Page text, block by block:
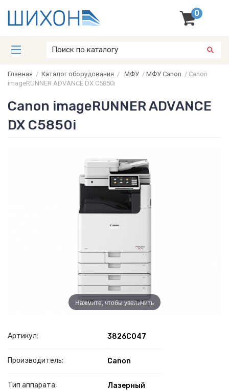
0
Главная / Каталог оборудования / МФУ / МФУ Canon / Canon
imageRUNNER ADVANCE DX C5850i
Canon imageRUNNER ADVANCE
DX C5850i
Нажмите, чтобы увеличить
Артикул: 3826C047
Производитель: Canon
Тип аппарата: Лазерный